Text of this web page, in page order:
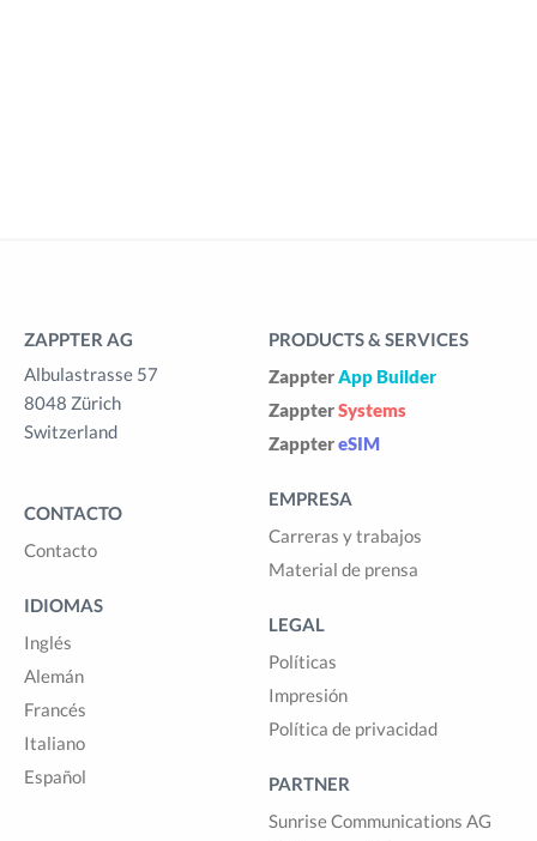
ZAPPTER AG
Albulastrasse 57
8048 Zürich
Switzerland
CONTACTO
Contacto
IDIOMAS
Inglés
Alemán
Francés
Italiano
Español
PRODUCTS & SERVICES
ZappterApp Builder
ZappterSystems
ZapptereSIM
EMPRESA
Carreras y trabajos
Material de prensa
LEGAL
Políticas
Impresión
Política de privacidad
PARTNER
Sunrise Communications AG